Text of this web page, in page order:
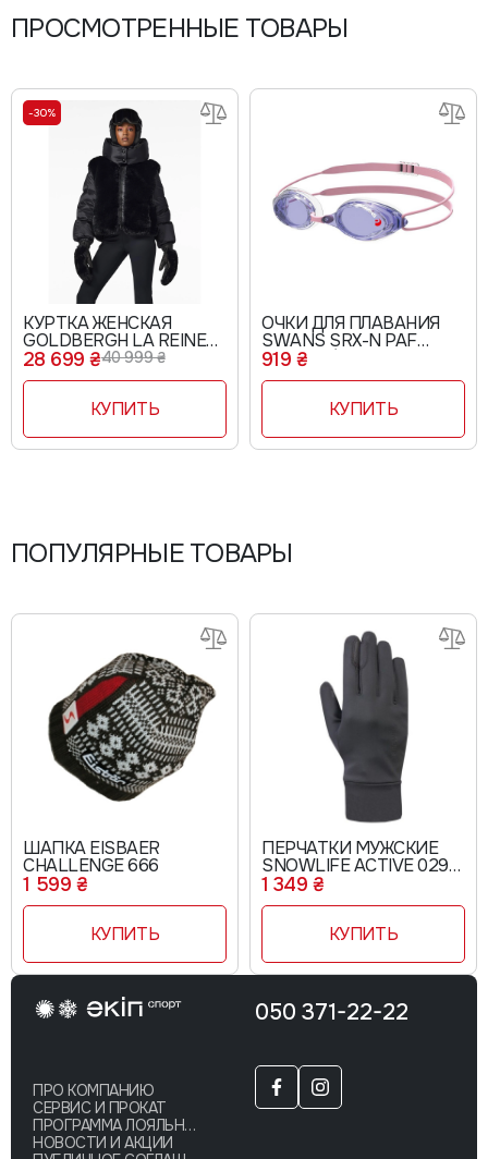
ПРОСМОТРЕННЫЕ ТОВАРЫ
-30%
КУРТКА ЖЕНСКАЯ
GOLDBERGH LA REINE
BLACK GB02310244
28 699 ₴40 999 ₴
КУПИТЬ
ОЧКИ ДЛЯ ПЛАВАНИЯ
SWANS SRX-N PAF
PURPLE/CLEAR
919 ₴
КУПИТЬ
ПОПУЛЯРНЫЕ ТОВАРЫ
ШАПКА EISBAER
CHALLENGE 666
1 599 ₴
КУПИТЬ
ПЕРЧАТКИ МУЖСКИЕ
SNOWLIFE ACTIVE 029
144920
1 349 ₴
КУПИТЬ
050 371-22-22
ПРО КОМПАНИЮ
СЕРВИС И ПРОКАТ
ПРОГРАММА ЛОЯЛЬНОСТИ
НОВОСТИ И АКЦИИ